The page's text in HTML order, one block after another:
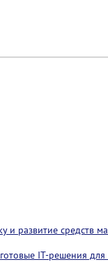
и развитие средств
IT-решения